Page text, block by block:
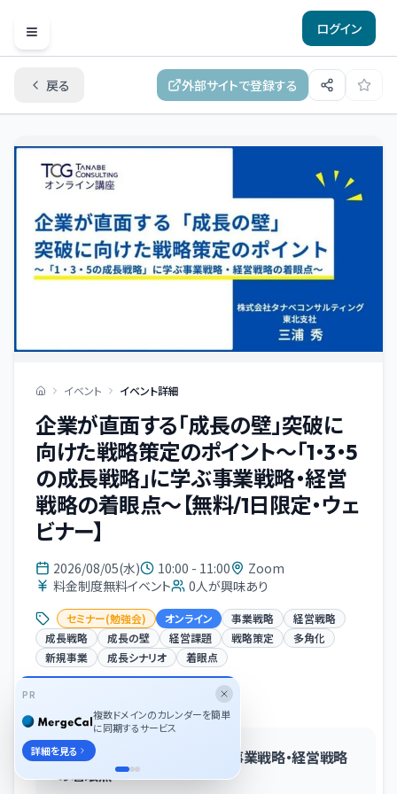
Open menu
ログイン
戻る 外部サイトで登録する
イベント イベント詳細
企業が直面する「成長の壁」突破に
向けた戦略策定のポイント〜「1・3・5
の成長戦略」に学ぶ事業戦略・経営
戦略の着眼点〜【無料/1日限定・ウェ
ビナー】
2026/08/05(水) 10:00 - 11:00
Zoom
料金制度無料イベント
0人が興味あり
セミナー(勉強会) オンライン 事業戦略
経営戦略
成長戦略
成長の壁 経営課題 戦略策定
多角化
新規事業
成長シナリオ 着眼点
〜「1・3・5の成長戦略」に学ぶ事業戦略・経営戦略
の着眼点〜
PR
複数ドメインのカレンダーを簡単
に同期するサービス
詳細を見る